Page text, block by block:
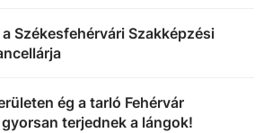
Székesfehérvári Szakképzési
ég a tarló Fehérvár
terjednek a lángok!